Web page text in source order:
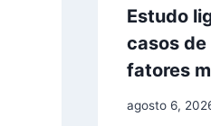
Estudo
casos de
fatores
agosto 6,